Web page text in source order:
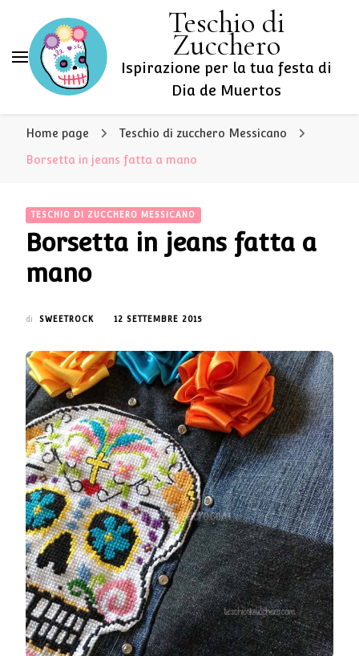
Teschio di
Zucchero
Ispirazione per la tua festa di
Dia de Muertos
Home page Teschio di zucchero Messicano
Borsetta in jeans fatta a mano
TESCHIO DI ZUCCHERO MESSICANO
Borsetta in jeans fatta a
mano
di SWEETROCK 12 SETTEMBRE 2015